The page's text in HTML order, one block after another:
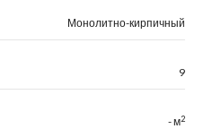
Монолитно-кирпичный
9
- м2